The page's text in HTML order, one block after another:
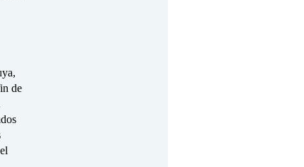
de